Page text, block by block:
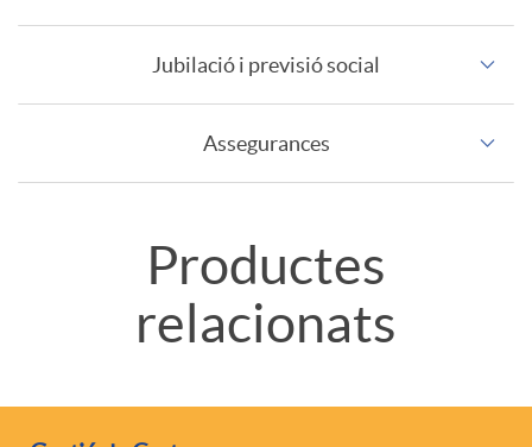
Jubilació i previsió social
Assegurances
l
t
Productes
relacionats